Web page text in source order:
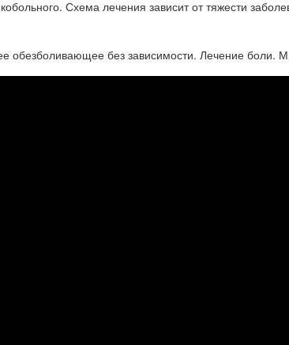
Схема лечения зависит от тяжести
обезболивающее без зависимости. Лечение боли.